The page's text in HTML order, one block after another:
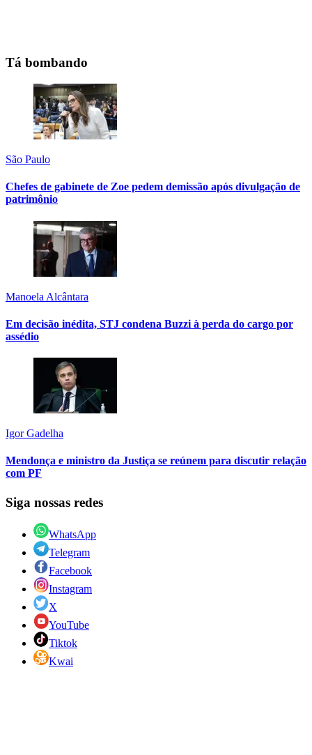
Tá bombando
São Paulo
Chefes de gabinete de Zoe pedem demissão após divulgação de
patrimônio
Manoela Alcântara
Em decisão inédita, STJ condena Buzzi à perda do cargo por
assédio
Igor Gadelha
Mendonça e ministro da Justiça se reúnem para discutir relação
com PF
Siga nossas redes
WhatsApp
Telegram
Facebook
Instagram
X
YouTube
Tiktok
Kwai